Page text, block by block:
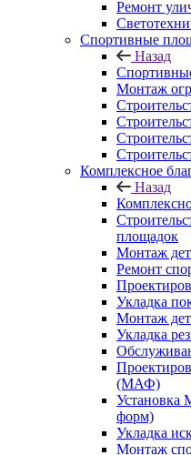
Ремонт
Спортивные
Назад
Монтаж
Комплексное
Назад
площадок
Монтаж
Ремонт
Укладка
Монтаж
Укладка
(МАФ)
Установка
форм)
Укладка
Монтаж